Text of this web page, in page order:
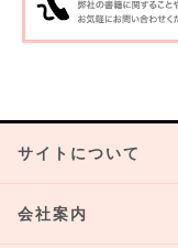
サイトについて
会社案内